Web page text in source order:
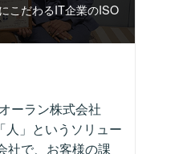
こだわるIT企業のISO
ーラン株式会社
人」というソリュー
社で、お客様の課